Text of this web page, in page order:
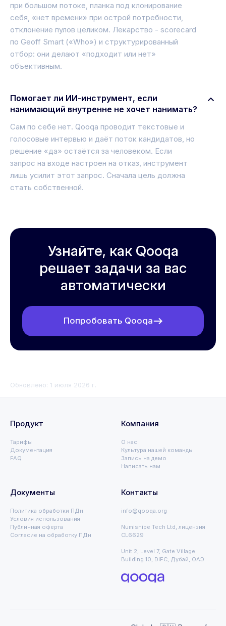
при большом потоке, планка под клонирование
себя, «нет времени» при острой потребности,
отклонение пулов целиком. Лекарство - scorecard
по Geoff Smart («Who») и структурированный
отбор: они делают «подходит или нет»
объективным.
Помогает ли ИИ-инструмент, если
нанимающий внутренне не хочет нанимать?
Сам по себе нет. Qooqa проводит текстовые и
голосовые интервью и даёт поток кандидатов, но
решение «да» остаётся за человеком. Если
запрос на входе настроен на отказ, инструмент
лишь усилит этот запрос. Сначала цель должна
стать собственной.
Узнайте, как Qooqa
решает задачи за вас
автоматически
Попробовать Qooqa
Обновлено: 1 июля 2026 г.
Продукт
Тарифы
Документация
FAQ
Компания
О нас
Культура нашей команды
Запись на демо
Написать нам
Документы
Политика обработки ПДн
Условия использования
Публичная оферта
Согласие на обработку ПДн
Контакты
info@qooqa.org
Numisnipe Tech Ltd, лицензия
CL6629
Unit 2, Level 7, Gate Village
Building 10, DIFC, Дубай, ОАЭ